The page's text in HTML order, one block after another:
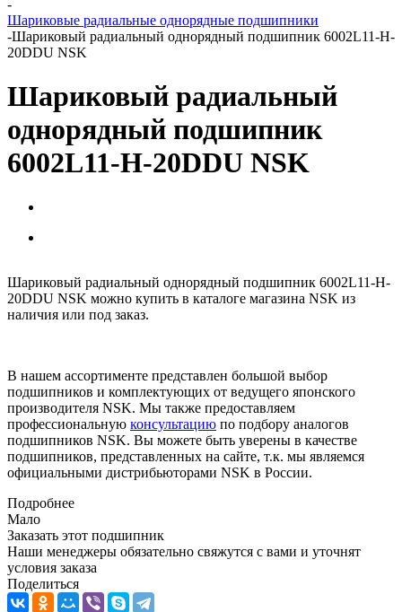
-
Шариковые радиальные однорядные подшипники
-Шариковый радиальный однорядный подшипник 6002L11-H-
20DDU NSK
Шариковый радиальный
однорядный подшипник
6002L11-H-20DDU NSK
Шариковый радиальный однорядный подшипник 6002L11-H-
20DDU NSK можно купить в каталоге магазина NSK из
наличия или под заказ.
В нашем ассортименте представлен большой выбор
подшипников и комплектующих от ведущего японского
производителя NSK. Мы также предоставляем
профессиональную консультацию по подбору аналогов
подшипников NSK. Вы можете быть уверены в качестве
подшипников, представленных на сайте, т.к. мы являемся
официальными дистрибьюторами NSK в России.
Подробнее
Мало
Заказать этот подшипник
Наши менеджеры обязательно свяжутся с вами и уточнят
условия заказа
Поделиться